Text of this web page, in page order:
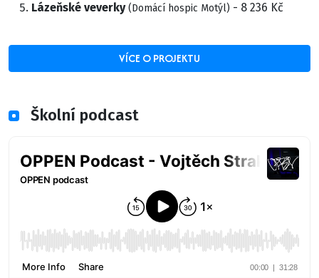
Lázeňské veverky (Domácí hospic Motýl) - 8 236 Kč
VÍCE O PROJEKTU
Školní podcast